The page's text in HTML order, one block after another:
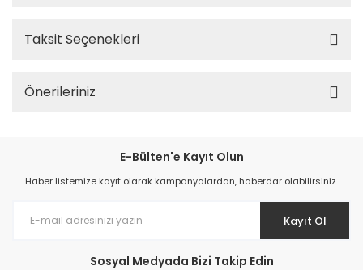
Taksit Seçenekleri
Önerileriniz
E-Bülten'e Kayıt Olun
Haber listemize kayıt olarak kampanyalardan, haberdar olabilirsiniz.
Kayıt Ol
Sosyal Medyada Bizi Takip Edin